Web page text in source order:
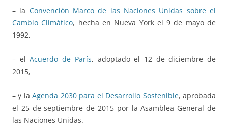
– la Convención Marco de las Naciones Unidas sobre el
Cambio Climático, hecha en Nueva York el 9 de mayo de
1992,
– elAcuerdo de París, adoptado el 12 de diciembre de
2015,
– y laAgenda 2030 para el Desarrollo Sostenible, aprobada
el 25 de septiembre de 2015 por la Asamblea General de
las Naciones Unidas.